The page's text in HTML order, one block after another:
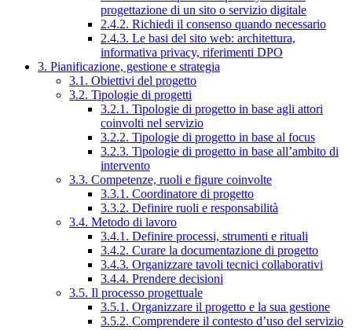
progettazione di un sito o servizio digitale
2.4.2. Richiedi il consenso quando necessario
2.4.3. Le basi del sito web: architettura,
informativa privacy, riferimenti DPO
3. Pianificazione, gestione e strategia
3.1. Obiettivi del progetto
3.2. Tipologie di progetti
3.2.1. Tipologie di progetto in base agli attori
coinvolti nel servizio
3.2.2. Tipologie di progetto in base al focus
3.2.3. Tipologie di progetto in base all’ambito di
intervento
3.3. Competenze, ruoli e figure coinvolte
3.3.1. Coordinatore di progetto
3.3.2. Definire ruoli e responsabilità
3.4. Metodo di lavoro
3.4.1. Definire processi, strumenti e rituali
3.4.2. Curare la documentazione di progetto
3.4.3. Organizzare tavoli tecnici collaborativi
3.4.4. Prendere decisioni
3.5. Il processo progettuale
3.5.1. Organizzare il progetto e la sua gestione
3.5.2. Comprendere il contesto d’uso del servizio